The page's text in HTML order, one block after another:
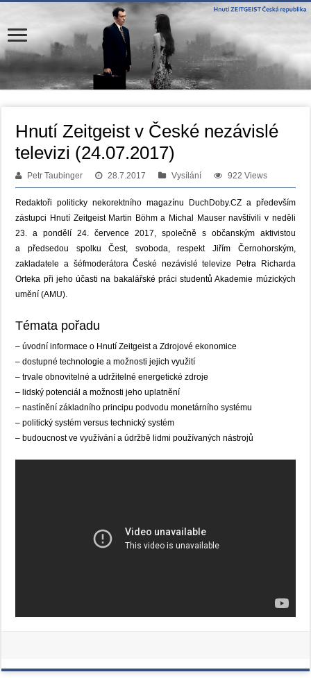
Hnutí Zeitgeist v České nezávislé
televizi (24.07.2017)
Petr Taubinger 28.7.2017 Vysílání 922 Views
Redaktoři politicky nekorektního magazínu DuchDoby.CZ a především
zástupci Hnutí Zeitgeist Martin Böhm a Michal Mauser navštívili v neděli
23. a pondělí 24. července 2017, společně s občanským aktivistou
a předsedou spolku Čest, svoboda, respekt Jiřím Černohorským,
zakladatele a šéfmoderátora České nezávislé televize Petra Richarda
Orteka při jeho účasti na bakalářské práci studentů Akademie múzických
umění (AMU).
Témata pořadu
– úvodní informace o Hnutí Zeitgeist a Zdrojové ekonomice
– dostupné technologie a možnosti jejich využití
– trvale obnovitelné a udržitelné energetické zdroje
– lidský potenciál a možnosti jeho uplatnění
– nastínění základního principu podvodu monetárního systému
– politický systém versus technický systém
– budoucnost ve využívání a údržbě lidmi používaných nástrojů